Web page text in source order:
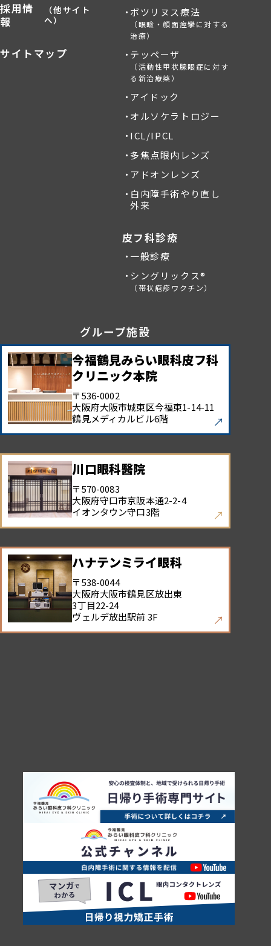
ボツリヌス療法
（眼瞼・顔面痙攣に対する
治療）
テッペーザ
（活動性甲状腺眼症に対す
る新治療薬）
アイドック
オルソケラトロジー
ICL/IPCL
多焦点眼内レンズ
アドオンレンズ
白内障手術やり直し
外来
皮フ科診療
一般診療
シングリックス®
（帯状疱疹ワクチン）
採用情
報
（他サイト
へ）
サイトマップ
グループ施設
今福鶴見みらい眼科皮フ科
クリニック本院
〒536-0002
大阪府大阪市城東区今福東1-14-11
鶴見メディカルビル6階
川口眼科醫院
〒570-0083
大阪府守口市京阪本通2-2-4
イオンタウン守口3階
ハナテンミライ眼科
〒538-0044
大阪府大阪市鶴見区放出東
3丁目22-24
ヴェルデ放出駅前 3F